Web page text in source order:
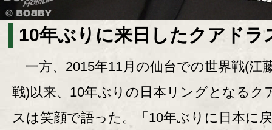
10年ぶりに来日したクアドラ
一方、2015年11月の仙台での世界戦(江
戦)以来、10年ぶりの日本リングとなるク
スは笑顔で語った。「10年ぶりに日本に